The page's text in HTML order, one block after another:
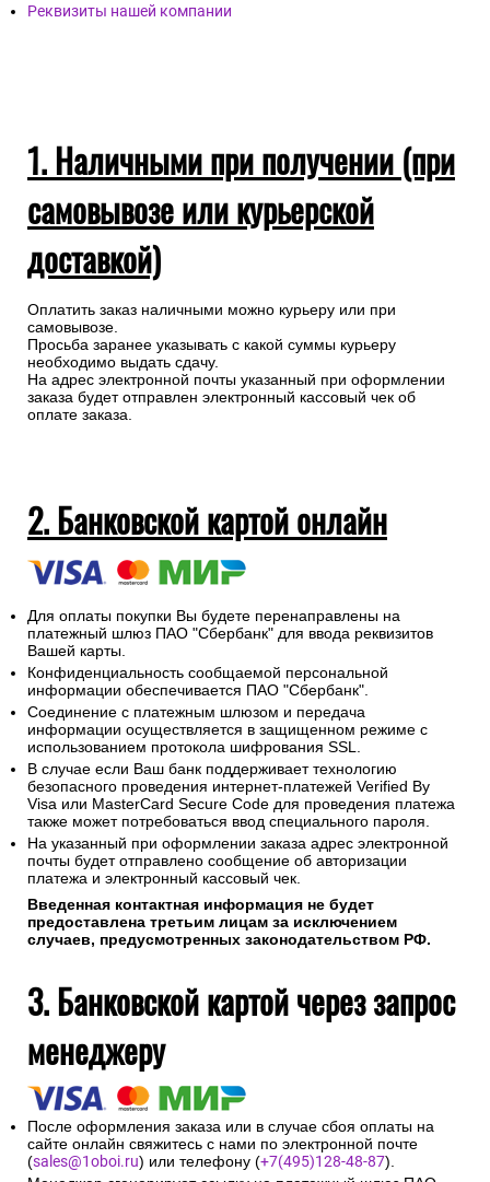
Реквизиты нашей компании
1. Наличными при получении (при
самовывозе или курьерской
доставкой)
Оплатить заказ наличными можно курьеру или при
самовывозе.
Просьба заранее указывать с какой суммы курьеру
необходимо выдать сдачу.
На адрес электронной почты указанный при оформлении
заказа будет отправлен электронный кассовый чек об
оплате заказа.
2. Банковской картой онлайн
Для оплаты покупки Вы будете перенаправлены на
платежный шлюз ПАО "Сбербанк" для ввода реквизитов
Вашей карты.
Конфиденциальность сообщаемой персональной
информации обеспечивается ПАО "Сбербанк".
Соединение с платежным шлюзом и передача
информации осуществляется в защищенном режиме с
использованием протокола шифрования SSL.
В случае если Ваш банк поддерживает технологию
безопасного проведения интернет-платежей Verified By
Visa или MasterCard Secure Code для проведения платежа
также может потребоваться ввод специального пароля.
На указанный при оформлении заказа адрес электронной
почты будет отправлено сообщение об авторизации
платежа и электронный кассовый чек.
Введенная контактная информация не будет
предоставлена третьим лицам за исключением
случаев, предусмотренных законодательством РФ.
3. Банковской картой через запрос
менеджеру
После оформления заказа или в случае сбоя оплаты на
сайте онлайн свяжитесь с нами по электронной почте
(sales@1oboi.ru) или телефону (+7(495)128-48-87).